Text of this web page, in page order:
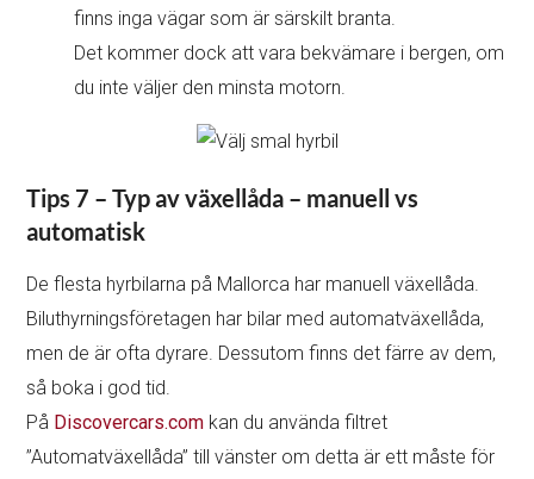
finns inga vägar som är särskilt branta.
Det kommer dock att vara bekvämare i bergen, om
du inte väljer den minsta motorn.
Tips 7 – Typ av växellåda – manuell vs
automatisk
De flesta hyrbilarna på Mallorca har manuell växellåda.
Biluthyrningsföretagen har bilar med automatväxellåda,
men de är ofta dyrare. Dessutom finns det färre av dem,
så boka i god tid.
På Discovercars.com kan du använda filtret
”Automatväxellåda” till vänster om detta är ett måste för